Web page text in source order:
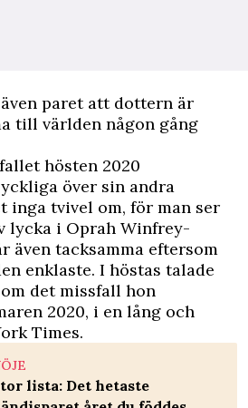
paret att dottern är
till världen någon gång
hösten 2020
över sin andra
inga tvivel om, för man ser
lycka i Oprah Winfrey-
även tacksamma eftersom
enklaste. I höstas talade
det missfall hon
2020, i en lång och
Times.
lista: Det hetaste